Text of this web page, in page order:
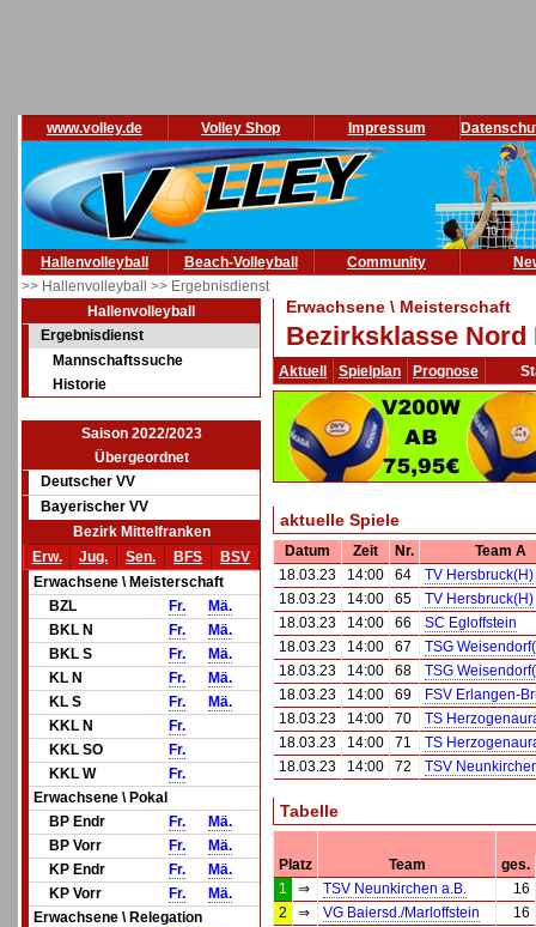
www.volley.de Volley Shop Impressum
Hallenvolleyball Beach-Volleyball Community
>> Hallenvolleyball >> Ergebnisdienst
Hallenvolleyball
Ergebnisdienst
Mannschaftssuche
Historie
Saison 2022/2023
Übergeordnet
Deutscher VV
Bayerischer VV
Bezirk Mittelfranken
Erw.
Jug. Sen. BFS
BSV
Erwachsene \ Meisterschaft
BZL
Fr.
Mä.
BKL N
Fr.
Mä.
BKL S
Fr.
Mä.
KL N
Fr.
Mä.
KL S
Fr.
Mä.
KKL N
Fr.
KKL SO
Fr.
KKL W
Fr.
Erwachsene \ Pokal
BP Endr
Fr.
Mä.
BP Vorr
Fr.
Mä.
KP Endr
Fr.
Mä.
KP Vorr
Fr.
Mä.
Erwachsene \ Relegation
Erwachsene \ Meisterschaft
Bezirksklasse Nord
Aktuell Spielplan Prognose
aktuelle Spiele
Datum Zeit Nr.
Team A
18.03.23
14:00 64
TV Hersbruck(H)
18.03.23
14:00 65
TV Hersbruck(H)
18.03.23
14:00 66
SC Egloffstein
18.03.23
14:00 67
TSG
18.03.23
14:00 68
TSG
18.03.23
14:00 69
FSV Erlangen-
18.03.23
14:00 70
TS
18.03.23
14:00 71
TS
18.03.23
14:00 72 TSV
Tabelle
Platz Team
ges.
1
⇒ TSV Neunkirchen a.B.
16
2
⇒ VG Baiersd./Marloffstein
16